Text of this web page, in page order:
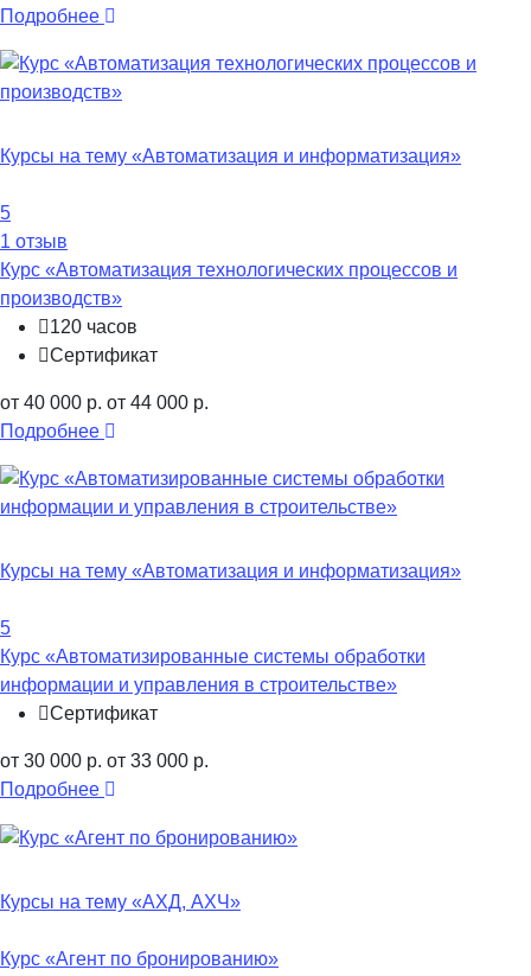
Подробнее
Курсы на тему «Автоматизация и информатизация»
5
1 отзыв
Курс «Автоматизация технологических процессов и
производств»
120 часов
Сертификат
от 40 000 р. от 44 000 р.
Подробнее
Курсы на тему «Автоматизация и информатизация»
5
Курс «Автоматизированные системы обработки
информации и управления в строительстве»
Сертификат
от 30 000 р. от 33 000 р.
Подробнее
Курсы на тему «АХД, АХЧ»
Курс «Агент по бронированию»